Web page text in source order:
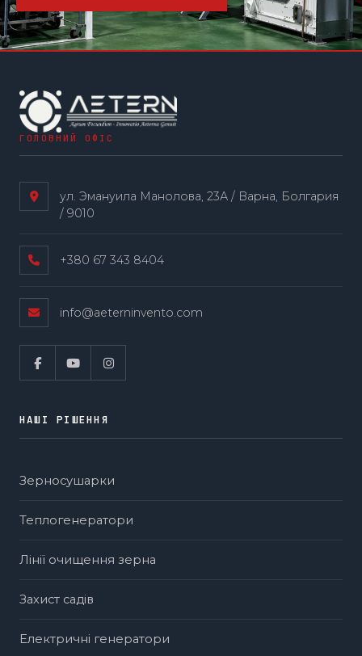
ГОЛОВНИЙ ОФІС
ул. Эмануила Манолова, 23А / Варна, Болгария
/ 9010
+380 67 343 8404
info@aeterninvento.com
НАШІ РІШЕННЯ
Зерносушарки
Теплогенератори
Лінії очищення зерна
Захист садів
Електричні генератори